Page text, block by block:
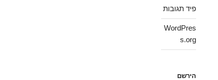
פיד תגובות
WordPres
s.org
הירשם